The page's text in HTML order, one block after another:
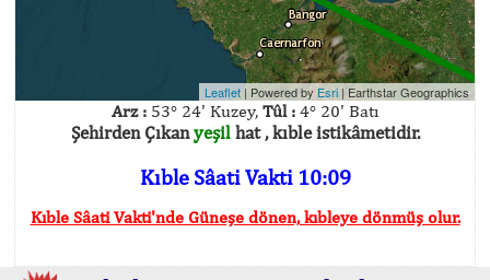
Leaflet | Powered by Esri | Earthstar Geographics
Arz : 53° 24' Kuzey, Tûl : 4° 20' Batı
Şehirden Çıkanyeşilhat , kıble istikâmetidir.
Kıble Sâati Vakti 10:09
Kıble Sâati Vakti'nde Güneşe dönen, kıbleye dönmüş olur.